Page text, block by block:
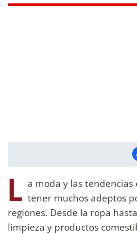
L a moda y las tendencias
tener muchos adeptos
regiones. Desde la ropa
limpieza y productos